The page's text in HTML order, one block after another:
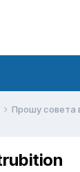
Прошу совета